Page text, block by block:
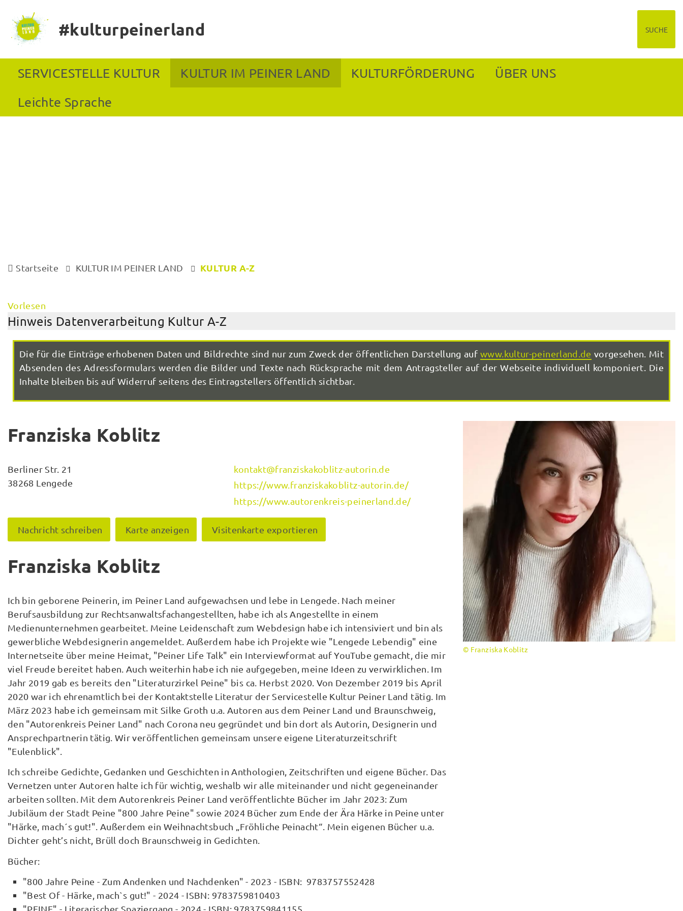
#kulturpeinerland SUCHE
SERVICESTELLE KULTUR KULTUR IM PEINER LAND KULTURFÖRDERUNG
ÜBER UNS
Leichte Sprache
Startseite KULTUR IM PEINER LAND KULTUR A-Z
Vorlesen
Hinweis Datenverarbeitung Kultur A-Z
Die für die Einträge erhobenen Daten und Bildrechte sind nur zum Zweck der öffentlichen Darstellung aufwww.kultur-peinerland.de vorgesehen. Mit
Absenden des Adressformulars werden die Bilder und Texte nach Rücksprache mit dem Antragsteller auf der Webseite individuell komponiert. Die
Inhalte bleiben bis auf Widerruf seitens des Eintragstellers öffentlich sichtbar.
Franziska Koblitz
Berliner Str. 21
38268 Lengede
kontakt@franziskakoblitz-autorin.de
https://www.franziskakoblitz-autorin.de/
https://www.autorenkreis-peinerland.de/
Nachricht schreiben Karte anzeigen Visitenkarte exportieren
Franziska Koblitz
Ich bin geborene Peinerin, im Peiner Land aufgewachsen und lebe in Lengede. Nach meiner
Berufsausbildung zur Rechtsanwaltsfachangestellten, habe ich als Angestellte in einem
Medienunternehmen gearbeitet. Meine Leidenschaft zum Webdesign habe ich intensiviert und bin als
gewerbliche Webdesignerin angemeldet. Außerdem habe ich Projekte wie "Lengede Lebendig" eine
Internetseite über meine Heimat, "Peiner Life Talk" ein Interviewformat auf YouTube gemacht, die mir
viel Freude bereitet haben. Auch weiterhin habe ich nie aufgegeben, meine Ideen zu verwirklichen. Im
Jahr 2019 gab es bereits den "Literaturzirkel Peine" bis ca. Herbst 2020. Von Dezember 2019 bis April
2020 war ich ehrenamtlich bei der Kontaktstelle Literatur der Servicestelle Kultur Peiner Land tätig. Im
März 2023 habe ich gemeinsam mit Silke Groth u.a. Autoren aus dem Peiner Land und Braunschweig,
den "Autorenkreis Peiner Land" nach Corona neu gegründet und bin dort als Autorin, Designerin und
Ansprechpartnerin tätig. Wir veröffentlichen gemeinsam unsere eigene Literaturzeitschrift
"Eulenblick".
Ich schreibe Gedichte, Gedanken und Geschichten in Anthologien, Zeitschriften und eigene Bücher. Das
Vernetzen unter Autoren halte ich für wichtig, weshalb wir alle miteinander und nicht gegeneinander
arbeiten sollten. Mit dem Autorenkreis Peiner Land veröffentlichte Bücher im Jahr 2023: Zum
Jubiläum der Stadt Peine "800 Jahre Peine" sowie 2024 Bücher zum Ende der Ära Härke in Peine unter
"Härke, mach´s gut!". Außerdem ein Weihnachtsbuch „Fröhliche Peinacht“. Mein eigenen Bücher u.a.
Dichter geht’s nicht, Brüll doch Braunschweig in Gedichten.
Bücher:
"800 Jahre Peine - Zum Andenken und Nachdenken" - 2023 - ISBN: 9783757552428
"Best Of - Härke, mach`s gut!" - 2024 - ISBN: 9783759810403
"PEINE" - Literarischer Spaziergang - 2024 - ISBN: 9783759841155
© Franziska Koblitz